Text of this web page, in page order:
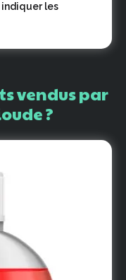
indiquer les
venduspar
?